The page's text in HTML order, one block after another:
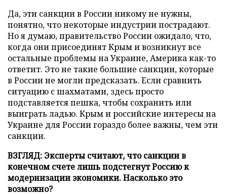
Да, эти санкции в России никому не нужны,
понятно, что некоторые индустрии пострадают.
Но я думаю, правительство России ожидало, что,
когда они присоединят Крым и возникнут все
остальные проблемы на Украине, Америка как-то
ответит. Это не такие большие санкции, которые
в России не могли предсказать. Если сравнить
ситуацию с шахматами, здесь просто
подставляется пешка, чтобы сохранить или
выиграть ладью. Крым и российские интересы на
Украине для России гораздо более важны, чем эти
санкции.
ВЗГЛЯД: Эксперты считают, что санкции в
конечном счете лишь подстегнут Россию к
модернизации экономики. Насколько это
возможно?